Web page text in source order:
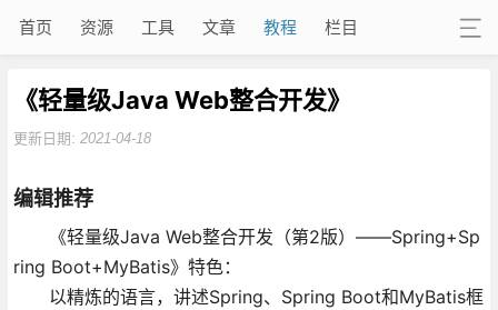
首页 资源 工具 文章 教程 栏目
《轻量级Java Web整合开发》
更新日期: 2021-04-18
编辑推荐
《轻量级Java Web整合开发（第2版）——Spring+Sp
ring Boot+MyBatis》特色：
以精炼的语言，讲述Spring、Spring Boot和MyBatis框